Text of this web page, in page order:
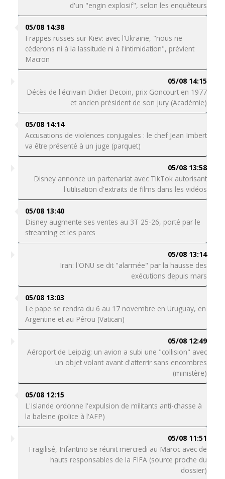
d'un "engin explosif", selon les enquêteurs
05/08 14:38
Frappes russes sur Kiev: avec l'Ukraine, "nous ne
céderons ni à la lassitude ni à l'intimidation", prévient
Macron
05/08 14:15
Décès de l'écrivain Didier Decoin, prix Goncourt en 1977
et ancien président de son jury (Académie)
05/08 14:14
Accusations de violences conjugales : le chef Jean Imbert
va être présenté à un juge (parquet)
05/08 13:58
Disney annonce un partenariat avec TikTok autorisant
l'utilisation d'extraits de films dans les vidéos
05/08 13:40
Disney augmente ses ventes au 3T 25-26, porté par le
streaming et les parcs
05/08 13:14
Iran: l'ONU se dit "alarmée" par la hausse des
exécutions depuis mars
05/08 13:03
Le pape se rendra du 6 au 17 novembre en Uruguay, en
Argentine et au Pérou (Vatican)
05/08 12:49
Aéroport de Leipzig: un avion a subi une "collision" avec
un objet volant avant d'atterrir sans encombres
(ministère)
05/08 12:15
L'Islande ordonne l'expulsion de militants anti-chasse à
la baleine (police à l'AFP)
05/08 11:51
Fragilisé, Infantino se réunit mercredi au Maroc avec de
hauts responsables de la FIFA (source proche du
dossier)